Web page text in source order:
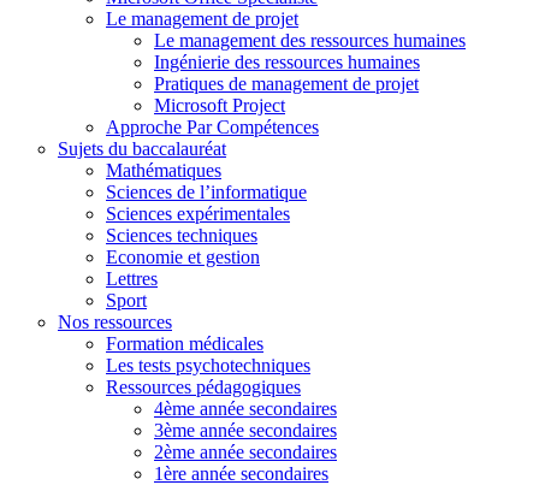
Le management de projet
Le management des ressources humaines
Ingénierie des ressources humaines
Pratiques de management de projet
Microsoft Project
Approche Par Compétences
Sujets du baccalauréat
Mathématiques
Sciences de l’informatique
Sciences expérimentales
Sciences techniques
Economie et gestion
Lettres
Sport
Nos ressources
Formation médicales
Les tests psychotechniques
Ressources pédagogiques
4ème année secondaires
3ème année secondaires
2ème année secondaires
1ère année secondaires